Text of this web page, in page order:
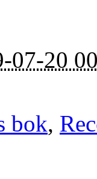
07-20
bok,